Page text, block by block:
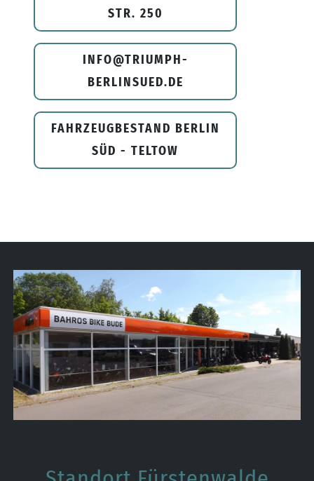
STR. 250
INFO@TRIUMPH-
BERLINSUED.DE
FAHRZEUGBESTAND BERLIN
SÜD - TELTOW